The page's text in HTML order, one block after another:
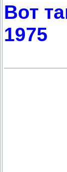
Вот
1975